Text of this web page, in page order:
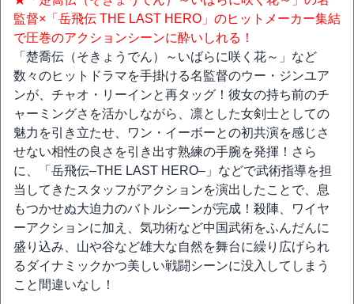
監督×「岳飛伝 THE LAST HERO」のヒットメーカー集結
で圧巻のアクションシーンに酔いしれる！
「楚喬伝（そきょうでん）～いばらに咲く花～」など
数々のヒットドラマを手掛ける名監督のウー・ジンユア
ンが、チャオ・リーインと再タッグ！彼女の持ち前のチ
ャーミングさを活かしながら、凛とした女剣士としての
魅力を引き立たせ、ワン・イーボーとの初共演を感じさ
せない相性の良さを引き出す熟練の手腕を発揮！さら
に、「岳飛伝‒THE LAST HERO‒」などで武術指導を担
当してきたスタッフがアクションを演出したことで、息
もつかせぬ大迫力のバトルシーンが完成！殺陣、ワイヤ
ーアクションに加え、気功術など中国武術をふんだんに
盛り込み、山や谷など雄大な自然を舞台に繰り広げられ
るダイナミックかつ美しい戦闘シーンに没入してしまう
こと間違いなし！